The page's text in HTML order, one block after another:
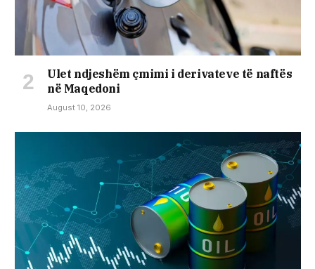
Ulet ndjeshëm çmimi i derivateve të naftës
në Maqedoni
August 10, 2026